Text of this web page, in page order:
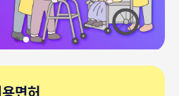
면허